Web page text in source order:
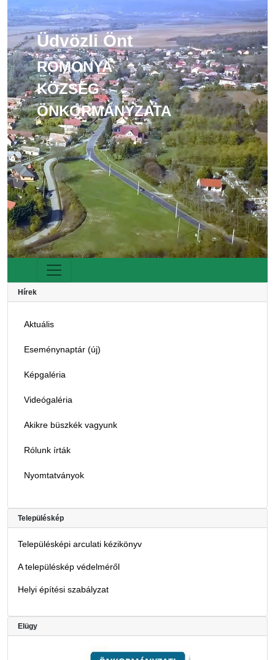
Üdvözli Önt
ROMONYA
KÖZSÉG
ÖNKORMÁNYZATA
Hírek
Aktuális
Eseménynaptár (új)
Képgaléria
Videógaléria
Akikre büszkék vagyunk
Rólunk írták
Nyomtatványok
Településkép
Településképi arculati kézikönyv
A településkép védelméről
Helyi építési szabályzat
Elügy